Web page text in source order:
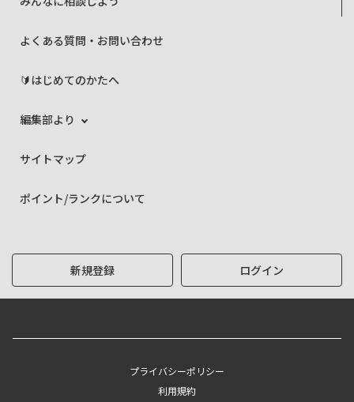
よくある質問・お問い合わせ
🔰はじめてのかたへ
編集部より
サイトマップ
ポイント/ランクについて
新規登録 ログイン
プライバシーポリシー
利用規約